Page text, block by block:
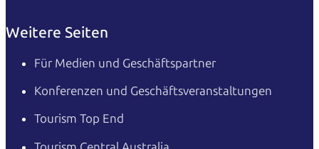
Weitere Seiten
Für Medien und Geschäftspartner
Konferenzen und Geschäftsveranstaltungen
Tourism Top End